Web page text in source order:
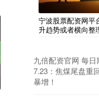
宁波股票配资网平
升趋势或者横向整
九倍配资官网 每
7.23：焦煤尾盘重
暴增！